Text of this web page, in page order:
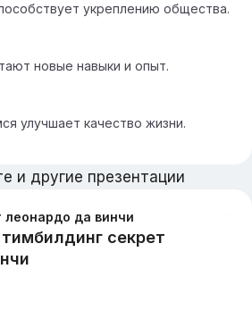
укреплению общества.
новые навыки и опыт.
улучшает качество жизни.
и другие презентации
леонардо да винчи